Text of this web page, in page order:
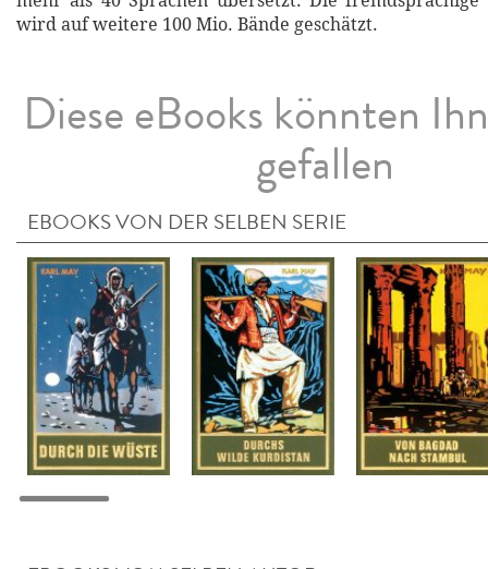
wird auf weitere 100 Mio. Bände geschätzt.
Diese eBooks könnten
gefallen
EBOOKS VON DER SELBEN SERIE